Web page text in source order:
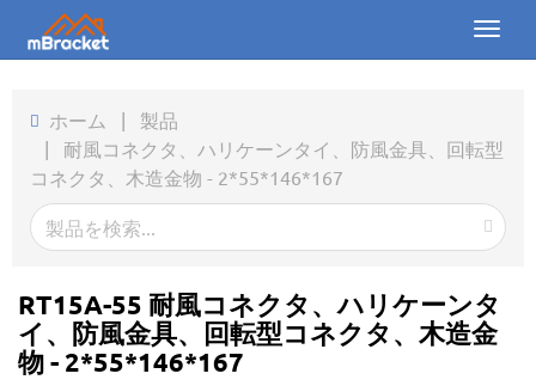
Toggle
製品
会社概要
ホーム | 製品
| 耐風コネクタ、ハリケーンタイ、防風金具、回転型
コネクタ、木造金物 - 2*55*146*167
RT15A-55 耐風コネクタ、ハリケーンタ
イ、防風金具、回転型コネクタ、木造金
物 - 2*55*146*167